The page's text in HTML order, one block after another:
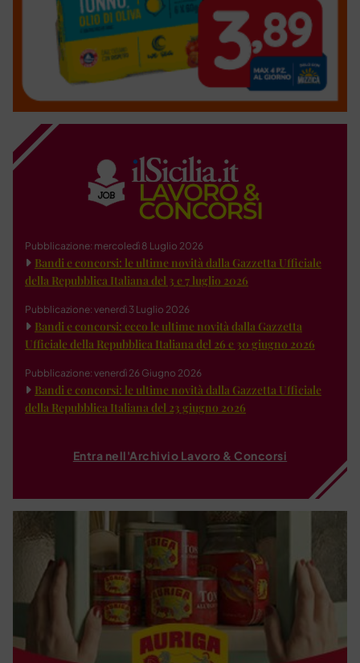
Pubblicazione: mercoledì 8 Luglio 2026
Bandi e concorsi: le ultime novità dalla Gazzetta Ufficiale
della Repubblica Italiana del 3 e 7 luglio 2026
Pubblicazione: venerdì 3 Luglio 2026
Bandi e concorsi: ecco le ultime novità dalla Gazzetta
Ufficiale della Repubblica Italiana del 26 e 30 giugno 2026
Pubblicazione: venerdì 26 Giugno 2026
Bandi e concorsi: le ultime novità dalla Gazzetta Ufficiale
della Repubblica Italiana del 23 giugno 2026
Entra nell'Archivio Lavoro & Concorsi